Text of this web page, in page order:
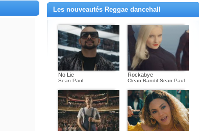
Les nouveautés Reggae dancehall
No Lie
Sean Paul
Rockabye
Clean Bandit Sean Paul